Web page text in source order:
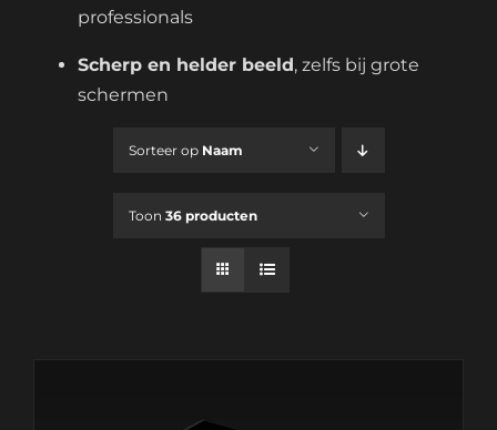
professionals
Scherp en helder beeld, zelfs bij grote
schermen
Sorteer op Naam
Toon 36 producten